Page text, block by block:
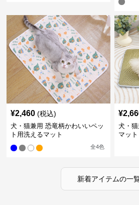
¥2,460 (税込)
犬・猫兼用 恐竜柄かわいいペッ
ト用洗えるマット
全4色
¥
犬・
マッ
新着アイテムの一